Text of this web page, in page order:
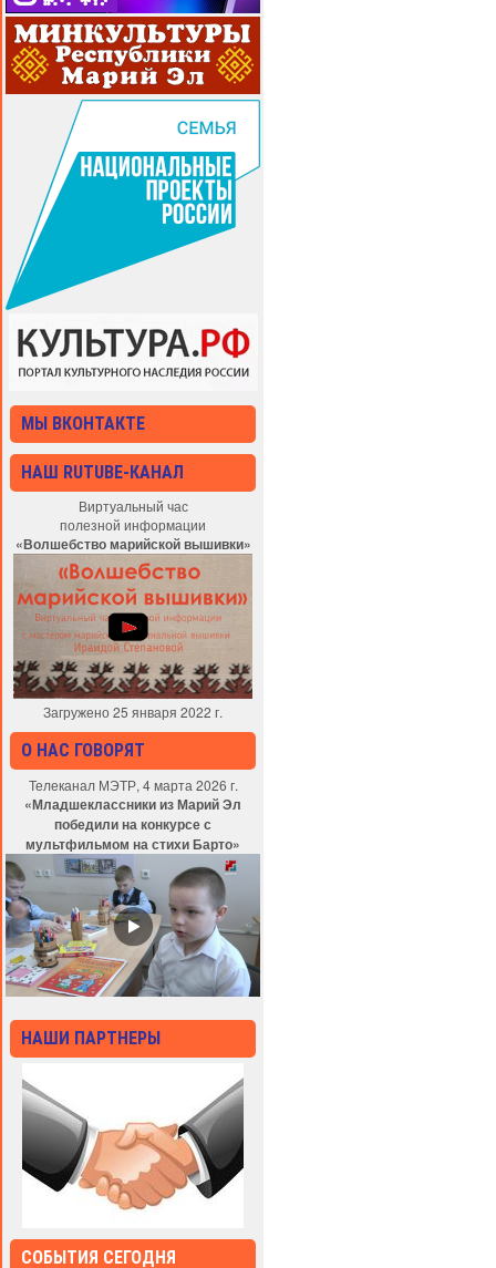
МЫ ВКОНТАКТЕ
НАШ RUTUBE-КАНАЛ
Виртуальный час
полезной информации
«Волшебство марийской вышивки»
Загружено 25 января 2022 г.
О НАС ГОВОРЯТ
Телеканал МЭТР, 4 марта 2026 г.
«Младшеклассники из Марий Эл
победили на конкурсе с
мультфильмом на стихи Барто»
НАШИ ПАРТНЕРЫ
СОБЫТИЯ СЕГОДНЯ